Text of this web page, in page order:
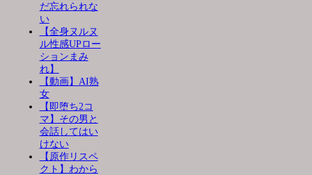
だ忘れられな
い
【全身ヌルヌ
ル性感UPロー
ションまみ
れ】
【動画】AI熟
女
【即堕ち2コ
マ】その男と
会話してはい
けない
【原作リスペ
クト】わから